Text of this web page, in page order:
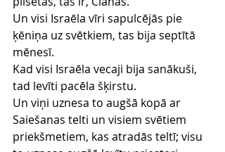
Un visi Israēla vīri sapulcējās pie
ķēniņa uz svētkiem, tas bija septītā
mēnesī.
Kad visi Israēla vecaji bija sanākuši,
tad levīti pacēla šķirstu.
Un viņi uznesa to augšā kopā ar
Saiešanas telti un visiem svētiem
priekšmetiem, kas atradās teltī; visu